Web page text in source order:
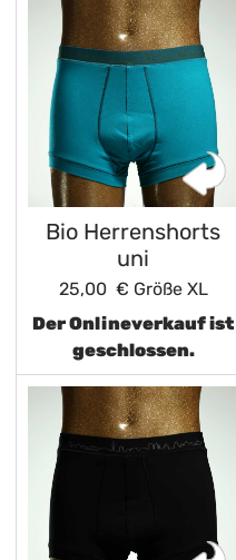
Bio Herrenshorts
uni
25,00 € Größe XL
Der Onlineverkauf ist
geschlossen.